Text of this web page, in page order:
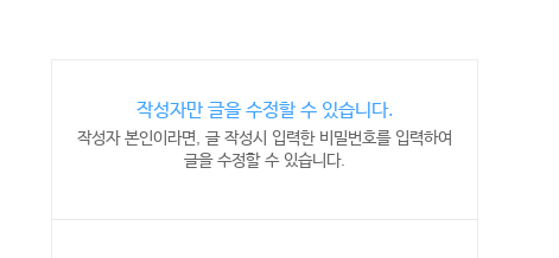
작성자만 글을 수정할 수 있습니다.
작성자 본인이라면, 글 작성시 입력한 비밀번호를 입력하여
글을 수정할 수 있습니다.